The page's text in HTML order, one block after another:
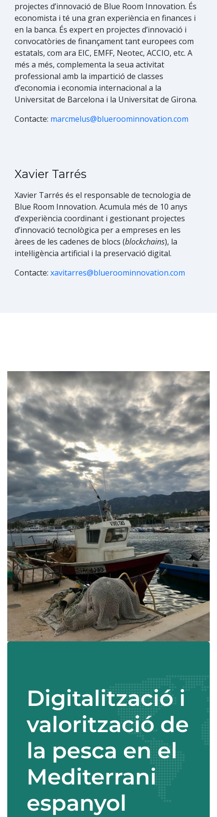
projectes d’innovació de Blue Room Innovation. És
economista i té una gran experiència en finances i
en la banca. És expert en projectes d’innovació i
convocatòries de finançament tant europees com
estatals, com ara EIC, EMFF, Neotec, ACCIO, etc. A
més a més, complementa la seua activitat
professional amb la impartició de classes
d’economia i economia internacional a la
Universitat de Barcelona i la Universitat de Girona.
Contacte: marcmelus@blueroominnovation.com
Xavier Tarrés
Xavier Tarrés​ és el responsable de tecnologia de
Blue Room Innovation. Acumula més de 10 anys
d’experiència coordinant i gestionant projectes
d’innovació tecnològica per a empreses en les
àrees de les cadenes de blocs (blockchains), la
intel·ligència artificial i la preservació digital.​
Contacte: xavitarres@blueroominnovation.com
Digitalització i
valorització de
la pesca en el
Mediterrani
espanyol​